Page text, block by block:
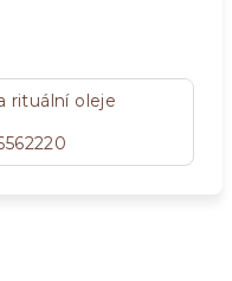
rituální oleje